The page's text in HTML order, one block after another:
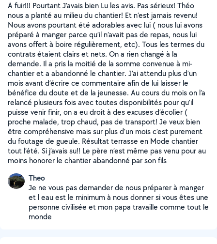
A fuir!!! Pourtant J’avais bien Lu les avis. Pas sérieux! Théo
nous a planté au milieu du chantier! Et n’est jamais revenu!
Nous avons pourtant été adorables avec lui ( nous lui avons
préparé à manger parce qu’il n’avait pas de repas, nous lui
avons offert à boire régulièrement, etc). Tous les termes du
contrats étaient clairs et nets. On a rien changé à la
demande. Il a pris la moitié de la somme convenue à mi-
chantier et a abandonné le chantier. J’ai attendu plus d’un
mois avant d’écrire ce commentaire afin de lui laisser le
bénéfice du doute et de la jeunesse. Au cours du mois on l’a
relancé plusieurs fois avec toutes disponibilités pour qu’il
puisse venir finir, on a eu droit à des excuses d’écolier (
proche malade, trop chaud, pas de transport! Je veux bien
être compréhensive mais sur plus d’un mois c’est purement
du foutage de gueule. Résultat terrasse en Mode chantier
tout l’été. Si j’avais su!! Le père n’est même pas venu pour au
moins honorer le chantier abandonné par son fils
Theo
Je ne vous pas demander de nous préparer à manger
et l eau est le minimum à nous donner si vous êtes une
personne civilisée et mon papa travaille comme tout le
monde